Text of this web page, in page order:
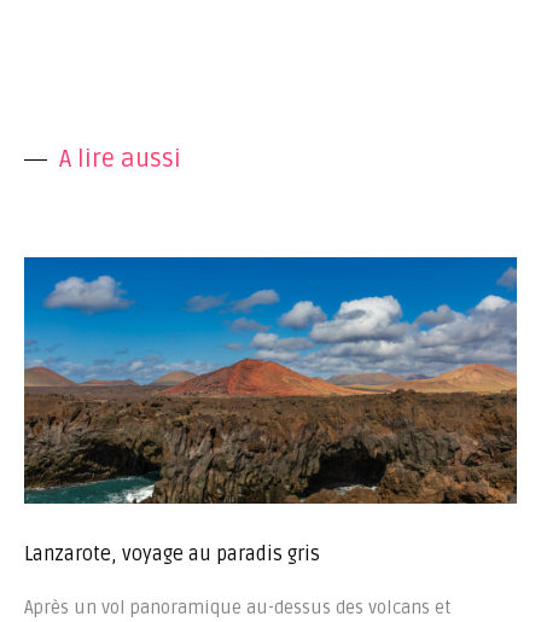
A lire aussi
Lanzarote, voyage au paradis gris
Après un vol panoramique au-dessus des volcans et